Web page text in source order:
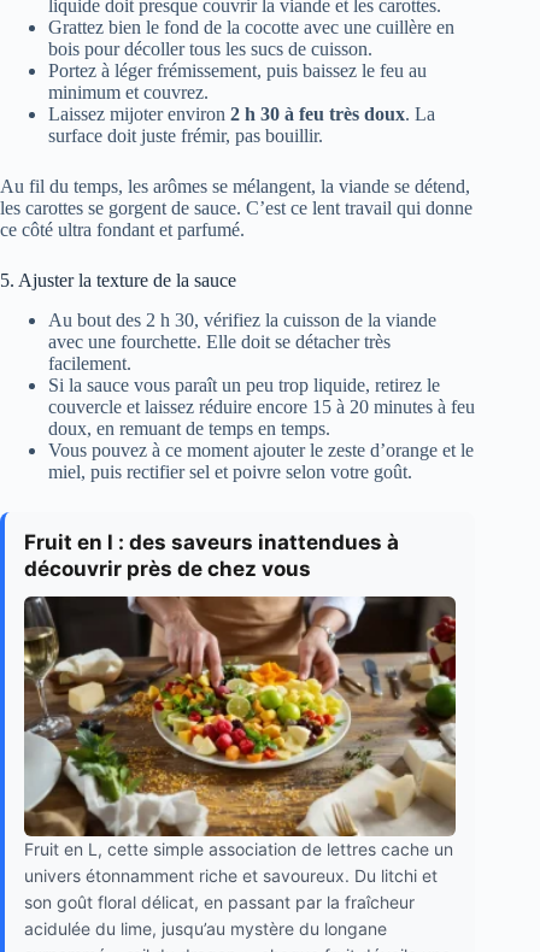
liquide doit presque couvrir la viande et les carottes.
Grattez bien le fond de la cocotte avec une cuillère en
bois pour décoller tous les sucs de cuisson.
Portez à léger frémissement, puis baissez le feu au
minimum et couvrez.
Laissez mijoter environ 2 h 30 à feu très doux. La
surface doit juste frémir, pas bouillir.
Au fil du temps, les arômes se mélangent, la viande se détend,
les carottes se gorgent de sauce. C’est ce lent travail qui donne
ce côté ultra fondant et parfumé.
5. Ajuster la texture de la sauce
Au bout des 2 h 30, vérifiez la cuisson de la viande
avec une fourchette. Elle doit se détacher très
facilement.
Si la sauce vous paraît un peu trop liquide, retirez le
couvercle et laissez réduire encore 15 à 20 minutes à feu
doux, en remuant de temps en temps.
Vous pouvez à ce moment ajouter le zeste d’orange et le
miel, puis rectifier sel et poivre selon votre goût.
Fruit en l : des saveurs inattendues à
découvrir près de chez vous
Fruit en L, cette simple association de lettres cache un
univers étonnamment riche et savoureux. Du litchi et
son goût floral délicat, en passant par la fraîcheur
acidulée du lime, jusqu’au mystère du longane